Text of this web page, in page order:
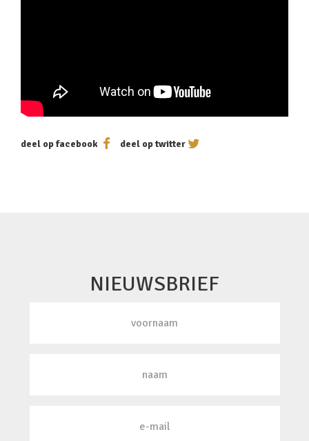
deel op facebook deel op twitter
NIEUWSBRIEF